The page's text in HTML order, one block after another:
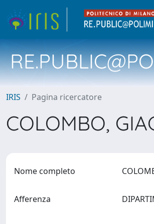
IRIS Pagina ricercatore
COLOMBO,
Nome completo
Afferenza